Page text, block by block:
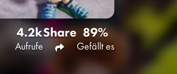
4.2k
Aufrufe
Share 89%
Gefällt es